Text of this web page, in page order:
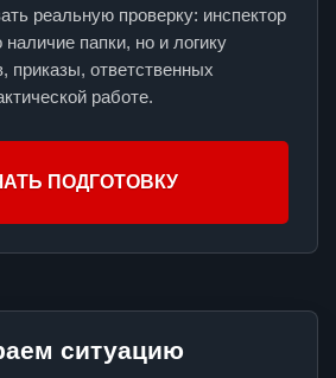
реальную проверку: инспектор
папки, но и логику
приказы, ответственных
работе.
ПОДГОТОВКУ
ситуацию